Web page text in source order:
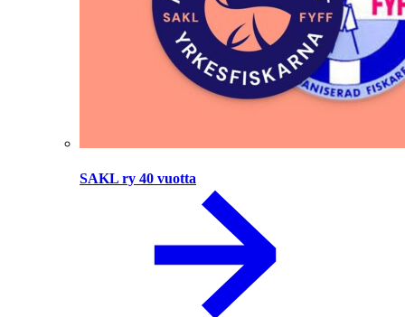
SAKL ry 40 vuotta